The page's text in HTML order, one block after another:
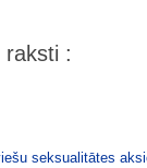
raksti :
seksualitātes